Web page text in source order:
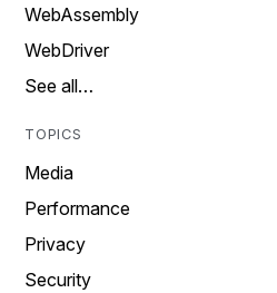
WebAssembly
WebDriver
See all…
TOPICS
Media
Performance
Privacy
Security